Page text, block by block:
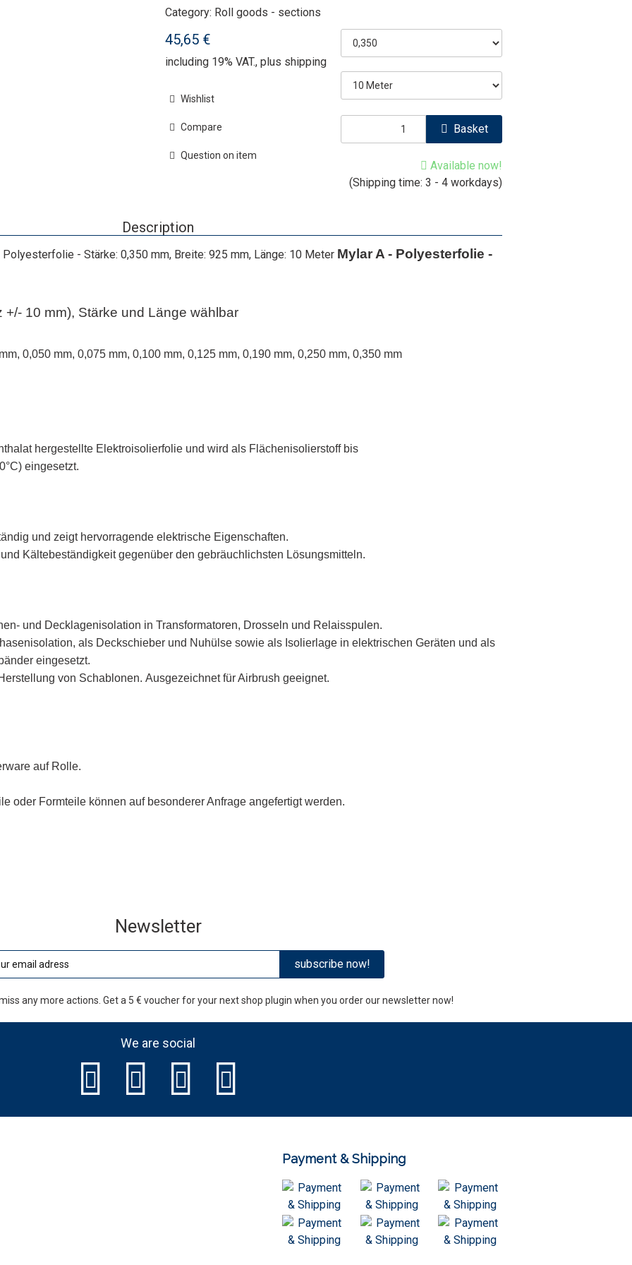
Category: Roll goods - sections
45,65 €
including 19% VAT., plus shipping
Wishlist
Compare
Question on item
Basket
Available now!
(Shipping time: 3 - 4 workdays)
Description
- Stärke: 0,350 mm, Breite: 925 mm, Länge: 10 Meter Mylar A - Polyesterfolie -
10 mm), Stärke und Länge wählbar
0,050 mm, 0,075 mm, 0,100 mm, 0,125 mm, 0,190 mm, 0,250 mm, 0,350 mm
hergestellte Elektroisolierfolie und wird als Flächenisolierstoff bis
eingesetzt.
und zeigt hervorragende elektrische Eigenschaften.
Kältebeständigkeit gegenüber den gebräuchlichsten Lösungsmitteln.
und Decklagenisolation in Transformatoren, Drosseln und Relaisspulen.
als Deckschieber und Nuhülse sowie als Isolierlage in elektrischen Geräten und als
eingesetzt.
von Schablonen. Ausgezeichnet für Airbrush geeignet.
auf Rolle.
oder Formteile können auf besonderer Anfrage angefertigt werden.
Newsletter
subscribe now!
any more actions. Get a 5 € voucher for your next shop plugin when you order our newsletter now!
We are social
Payment & Shipping